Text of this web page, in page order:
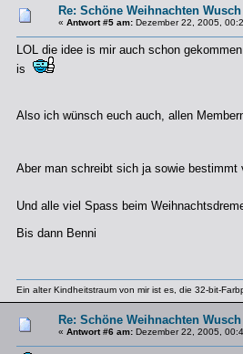
Re: Schöne Weihnachten
« Antwort #5 am:Dezember 22, 2005,
LOL die idee is mir auch schon
is
Also ich wünsch euch auch, allen
Aber man schreibt sich ja sowie bestimmt
Und alle viel Spass beim
Bis dann Benni
Ein alter Kindheitstraum von mir ist es, die 32-bit-
Re: Schöne Weihnachten
« Antwort #6 am:Dezember 22, 2005,